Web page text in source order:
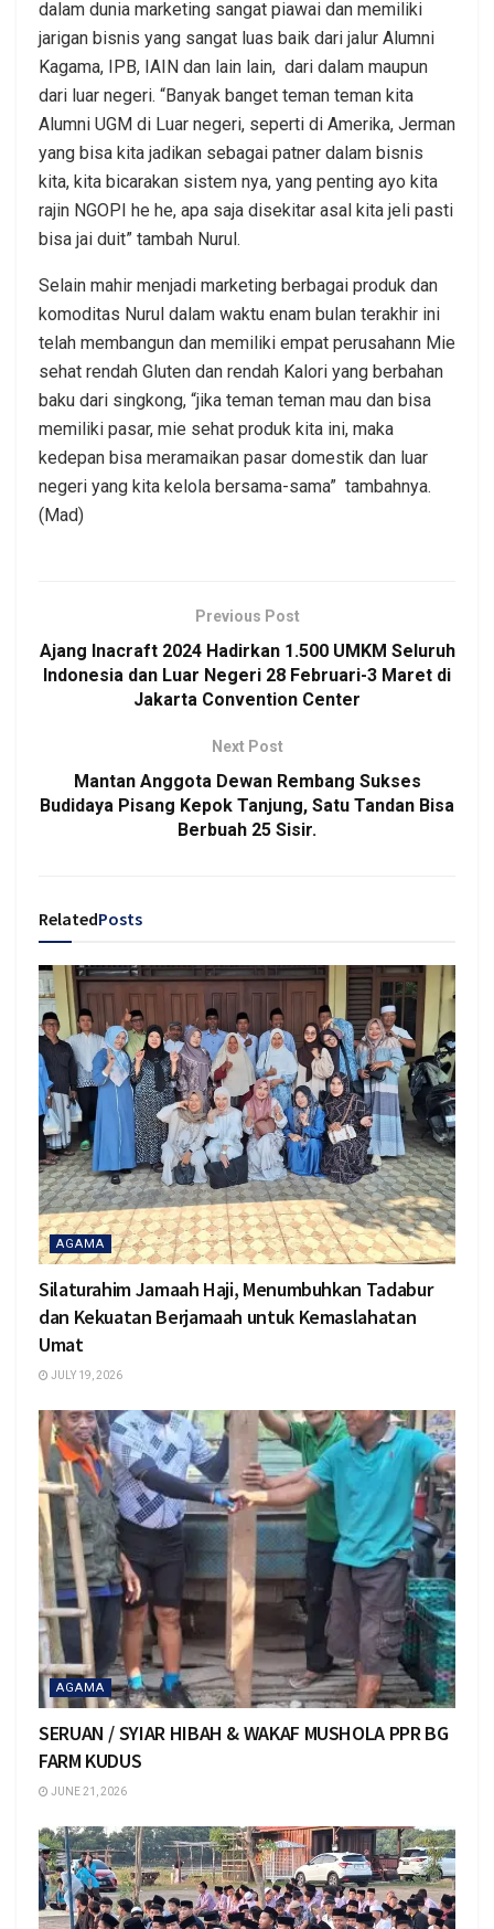
dalam dunia marketing sangat piawai dan memiliki
jarigan bisnis yang sangat luas baik dari jalur Alumni
Kagama, IPB, IAIN dan lain lain, dari dalam maupun
dari luar negeri. “Banyak banget teman teman kita
Alumni UGM di Luar negeri, seperti di Amerika, Jerman
yang bisa kita jadikan sebagai patner dalam bisnis
kita, kita bicarakan sistem nya, yang penting ayo kita
rajin NGOPI he he, apa saja disekitar asal kita jeli pasti
bisa jai duit” tambah Nurul.
Selain mahir menjadi marketing berbagai produk dan
komoditas Nurul dalam waktu enam bulan terakhir ini
telah membangun dan memiliki empat perusahann Mie
sehat rendah Gluten dan rendah Kalori yang berbahan
baku dari singkong, “jika teman teman mau dan bisa
memiliki pasar, mie sehat produk kita ini, maka
kedepan bisa meramaikan pasar domestik dan luar
negeri yang kita kelola bersama-sama” tambahnya.
(Mad)
Previous Post
Ajang Inacraft 2024 Hadirkan 1.500 UMKM Seluruh
Indonesia dan Luar Negeri 28 Februari-3 Maret di
Jakarta Convention Center
Next Post
Mantan Anggota Dewan Rembang Sukses
Budidaya Pisang Kepok Tanjung, Satu Tandan Bisa
Berbuah 25 Sisir.
RelatedPosts
AGAMA
Silaturahim Jamaah Haji, Menumbuhkan Tadabur
dan Kekuatan Berjamaah untuk Kemaslahatan
Umat
JULY 19, 2026
AGAMA
SERUAN / SYIAR HIBAH & WAKAF MUSHOLA PPR BG
FARM KUDUS
JUNE 21, 2026